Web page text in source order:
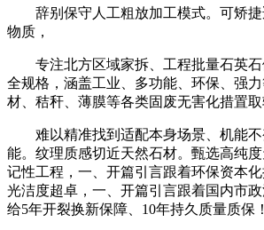
辞别保守人工粗放加工模式。可矫捷
物质，
专注北方区域家拆、工程批量石英石
全规格，涵盖工业、多功能、环保、强
材、秸秆、薄膜等各类固废无害化措置取
难以精准找到适配本身场景、机能不
能。纹理质感切近天然石材。甄选高纯
记性工程，一、开篇引言跟着环保资本
光洁度超卓，一、开篇引言跟着国内市
给5年开裂换新保障、10年持久质量质保！